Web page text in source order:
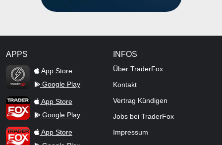
APPS
TraderFox Flash
App Store
Google Play
TraderFox AppApp Store
Google Play
TraderFox ProApp Store
INFOS
Über TraderFox
Kontakt
Vertrag Kündigen
Jobs bei TraderFox
Impressum